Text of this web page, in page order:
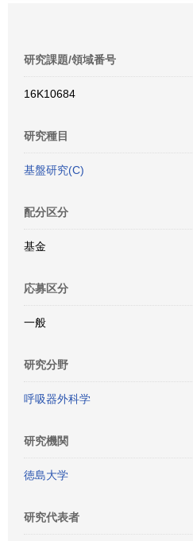
研究課題/領域番号
16K10684
研究種目
基盤研究(C)
配分区分
基金
応募区分
一般
研究分野
呼吸器外科学
研究機関
徳島大学
研究代表者